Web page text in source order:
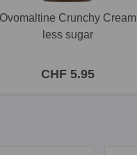
Ovomaltine Crunchy Cream
less sugar
CHF 5.95